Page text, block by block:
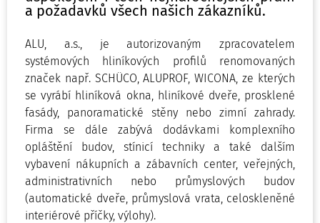
a požadavků všech našich zákazníků.
ALU, a.s., je autorizovaným zpracovatelem
systémových hliníkových profilů renomovaných
značek např. SCHÜCO, ALUPROF, WICONA, ze kterých
se vyrábí hliníková okna, hliníkové dveře, prosklené
fasády, panoramatické stěny nebo zimní zahrady.
Firma se dále zabývá dodávkami komplexního
opláštění budov, stínicí techniky a také dalším
vybavení nákupních a zábavních center, veřejných,
administrativních nebo průmyslových budov
(automatické dveře, průmyslová vrata, celoskleněné
interiérové příčky, výlohy).